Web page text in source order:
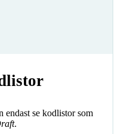
endast se kodlistor som
.